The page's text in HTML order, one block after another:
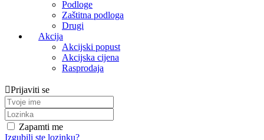
Podloge
Zaštitna podloga
Drugi
Akcija
Akcijski popust
Akcijska cijena
Rasprodaja
Prijaviti se
Zapamti me
Izgubili ste lozinku?